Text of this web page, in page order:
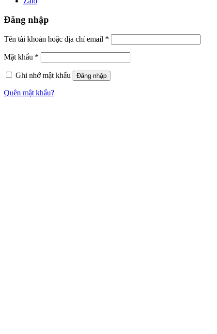
Đăng nhập
Tên tài khoản hoặc địa chỉ email *
Mật khẩu *
Ghi nhớ mật khẩu Đăng nhập
Quên mật khẩu?